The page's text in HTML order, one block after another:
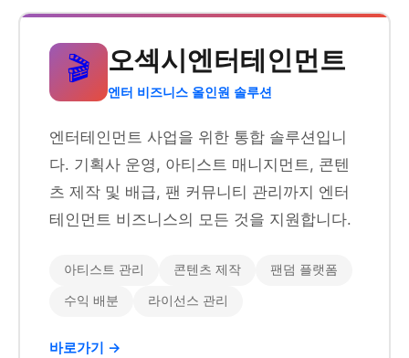
🎬 오섹시엔터테인먼트
엔터 비즈니스 올인원 솔루션
엔터테인먼트 사업을 위한 통합 솔루션입니
다. 기획사 운영, 아티스트 매니지먼트, 콘텐
츠 제작 및 배급, 팬 커뮤니티 관리까지 엔터
테인먼트 비즈니스의 모든 것을 지원합니다.
아티스트 관리 콘텐츠 제작 팬덤 플랫폼
수익 배분 라이선스 관리
바로가기 →